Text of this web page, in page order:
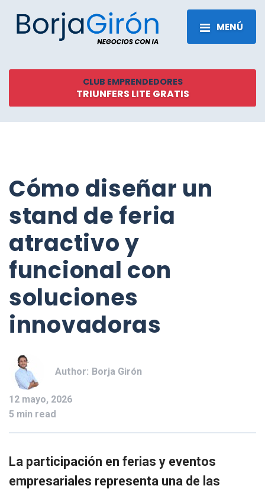
MENÚ
CLUB EMPRENDEDORES
TRIUNFERS LITE GRATIS
Cómo diseñar un
stand de feria
atractivo y
funcional con
soluciones
innovadoras
Author: Borja Girón
12 mayo, 2026
5 min read
La participación en ferias y eventos
empresariales representa una de las